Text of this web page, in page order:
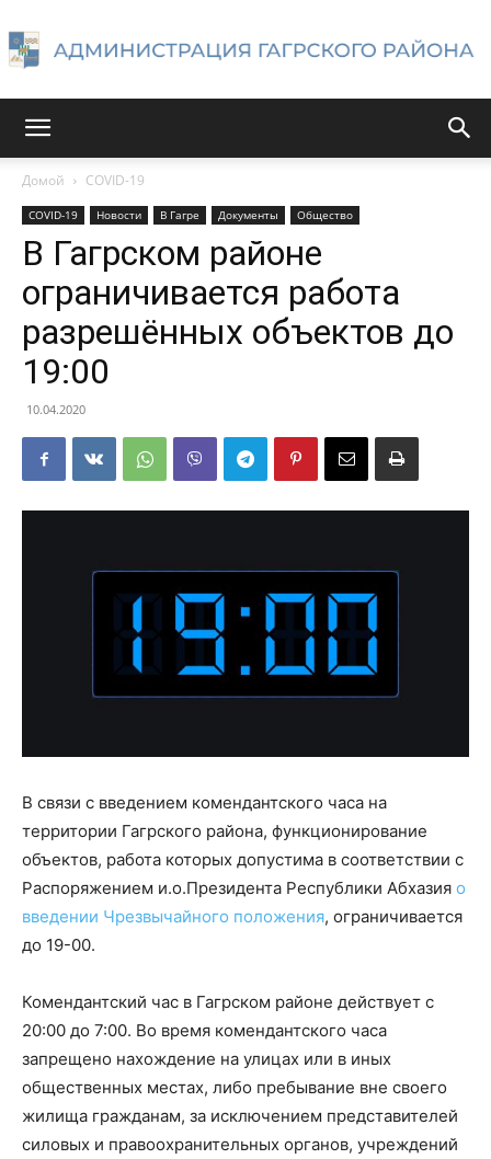
Гагрского
района
Домой COVID-19
COVID-19 Новости В Гагре Документы Общество
В Гагрском районе
ограничивается работа
разрешённых объектов до
19:00
10.04.2020
В связи с введением комендантского часа на
территории Гагрского района, функционирование
объектов, работа которых допустима в соответствии с
Распоряжением и.о.Президента Республики Абхазия о
введении Чрезвычайного положения, ограничивается
до 19-00.
Комендантский час в Гагрском районе действует с
20:00 до 7:00. Во время комендантского часа
запрещено нахождение на улицах или в иных
общественных местах, либо пребывание вне своего
жилища гражданам, за исключением представителей
силовых и правоохранительных органов, учреждений